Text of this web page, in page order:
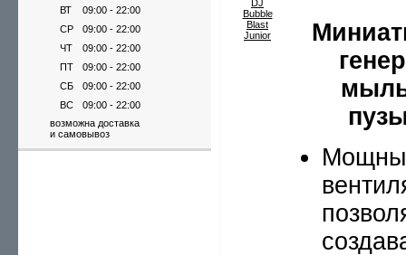
ВТ
09:00 - 22:00
СР
09:00 - 22:00
ЧТ
09:00 - 22:00
ПТ
09:00 - 22:00
СБ
09:00 - 22:00
ВС
09:00 - 22:00
возможна доставка
и самовывоз